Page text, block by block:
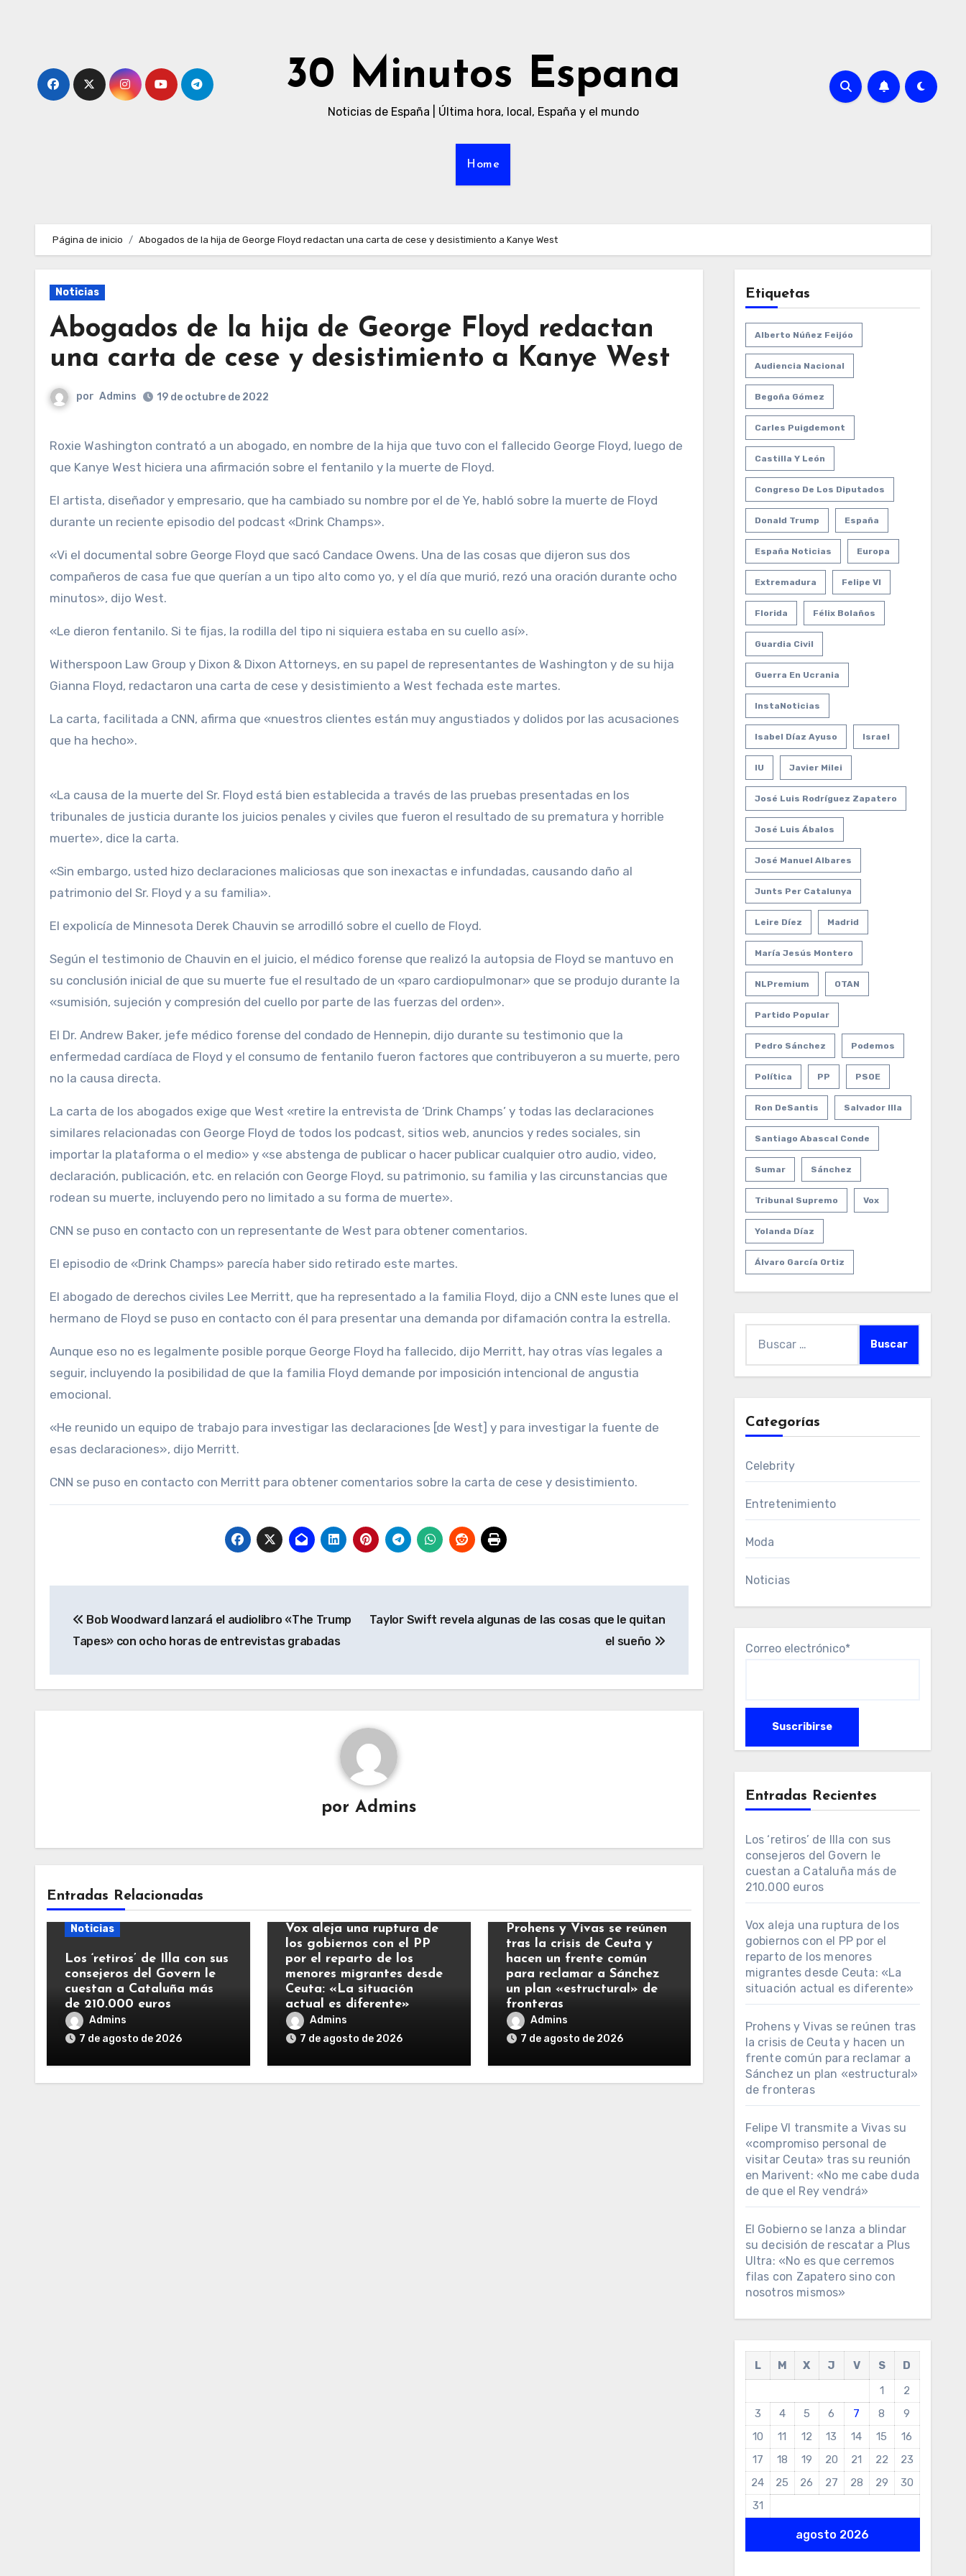
30 Minutos Espana
Noticias de España | Última hora, local, España y el mundo
Home
Página de inicio Abogados de la hija de George Floyd redactan una carta de cese y desistimiento a Kanye West
Noticias
Abogados de la hija de George Floyd redactan
una carta de cese y desistimiento a Kanye West
por Admins 19 de octubre de 2022
Roxie Washington contrató a un abogado, en nombre de la hija que tuvo con el fallecido George Floyd, luego de
que Kanye West hiciera una afirmación sobre el fentanilo y la muerte de Floyd.
El artista, diseñador y empresario, que ha cambiado su nombre por el de Ye, habló sobre la muerte de Floyd
durante un reciente episodio del podcast «Drink Champs».
«Vi el documental sobre George Floyd que sacó Candace Owens. Una de las cosas que dijeron sus dos
compañeros de casa fue que querían a un tipo alto como yo, y el día que murió, rezó una oración durante ocho
minutos», dijo West.
«Le dieron fentanilo. Si te fijas, la rodilla del tipo ni siquiera estaba en su cuello así».
Witherspoon Law Group y Dixon & Dixon Attorneys, en su papel de representantes de Washington y de su hija
Gianna Floyd, redactaron una carta de cese y desistimiento a West fechada este martes.
La carta, facilitada a CNN, afirma que «nuestros clientes están muy angustiados y dolidos por las acusaciones
que ha hecho».
«La causa de la muerte del Sr. Floyd está bien establecida a través de las pruebas presentadas en los
tribunales de justicia durante los juicios penales y civiles que fueron el resultado de su prematura y horrible
muerte», dice la carta.
«Sin embargo, usted hizo declaraciones maliciosas que son inexactas e infundadas, causando daño al
patrimonio del Sr. Floyd y a su familia».
El expolicía de Minnesota Derek Chauvin se arrodilló sobre el cuello de Floyd.
Según el testimonio de Chauvin en el juicio, el médico forense que realizó la autopsia de Floyd se mantuvo en
su conclusión inicial de que su muerte fue el resultado de un «paro cardiopulmonar» que se produjo durante la
«sumisión, sujeción y compresión del cuello por parte de las fuerzas del orden».
El Dr. Andrew Baker, jefe médico forense del condado de Hennepin, dijo durante su testimonio que la
enfermedad cardíaca de Floyd y el consumo de fentanilo fueron factores que contribuyeron a su muerte, pero
no la causa directa.
La carta de los abogados exige que West «retire la entrevista de ‘Drink Champs’ y todas las declaraciones
similares relacionadas con George Floyd de todos los podcast, sitios web, anuncios y redes sociales, sin
importar la plataforma o el medio» y «se abstenga de publicar o hacer publicar cualquier otro audio, video,
declaración, publicación, etc. en relación con George Floyd, su patrimonio, su familia y las circunstancias que
rodean su muerte, incluyendo pero no limitado a su forma de muerte».
CNN se puso en contacto con un representante de West para obtener comentarios.
El episodio de «Drink Champs» parecía haber sido retirado este martes.
El abogado de derechos civiles Lee Merritt, que ha representado a la familia Floyd, dijo a CNN este lunes que el
hermano de Floyd se puso en contacto con él para presentar una demanda por difamación contra la estrella.
Aunque eso no es legalmente posible porque George Floyd ha fallecido, dijo Merritt, hay otras vías legales a
seguir, incluyendo la posibilidad de que la familia Floyd demande por imposición intencional de angustia
emocional.
«He reunido un equipo de trabajo para investigar las declaraciones [de West] y para investigar la fuente de
esas declaraciones», dijo Merritt.
CNN se puso en contacto con Merritt para obtener comentarios sobre la carta de cese y desistimiento.
de
Bob Woodward lanzará el audiolibro «The Trump
Tapes» con ocho horas de entrevistas grabadas
Taylor Swift revela algunas de las cosas que le quitan
el sueño
porAdmins
Entradas Relacionadas
Noticias
Los ‘retiros’ de Illa con sus
consejeros del Govern le
cuestan a Cataluña más
de 210.000 euros
Admins
7 de agosto de 2026
Vox aleja una ruptura de
los gobiernos con el PP
por el reparto de los
menores migrantes desde
Ceuta: «La situación
actual es diferente»
Admins
7 de agosto de 2026
Prohens y Vivas se reúnen
tras la crisis de Ceuta y
hacen un frente común
para reclamar a Sánchez
un plan «estructural» de
fronteras
Admins
7 de agosto de 2026
Etiquetas
Alberto Núñez Feijóo
Audiencia Nacional
Begoña Gómez
Carles Puigdemont
Castilla Y León
Congreso De Los Diputados
Donald Trump España
España Noticias Europa
Extremadura Felipe VI
Florida Félix Bolaños
Guardia Civil
Guerra En Ucrania
InstaNoticias
Isabel Díaz Ayuso Israel
IU Javier Milei
José Luis Rodríguez Zapatero
José Luis Ábalos
José Manuel Albares
Junts Per Catalunya
Leire Díez Madrid
María Jesús Montero
NLPremium OTAN
Partido Popular
Pedro Sánchez Podemos
Política PP PSOE
Ron DeSantis Salvador Illa
Santiago Abascal Conde
Sumar Sánchez
Tribunal Supremo Vox
Yolanda Díaz
Álvaro García Ortiz
Categorías
Celebrity
Entretenimiento
Moda
Noticias
Correo electrónico*
Entradas Recientes
Los ‘retiros’ de Illa con sus
consejeros del Govern le
cuestan a Cataluña más de
210.000 euros
Vox aleja una ruptura de los
gobiernos con el PP por el
reparto de los menores
migrantes desde Ceuta: «La
situación actual es diferente»
Prohens y Vivas se reúnen tras
la crisis de Ceuta y hacen un
frente común para reclamar a
Sánchez un plan «estructural»
de fronteras
Felipe VI transmite a Vivas su
«compromiso personal de
visitar Ceuta» tras su reunión
en Marivent: «No me cabe duda
de que el Rey vendrá»
El Gobierno se lanza a blindar
su decisión de rescatar a Plus
Ultra: «No es que cerremos
filas con Zapatero sino con
nosotros mismos»
agosto 2026
L M X J V S
D
1
2
3
4 5 6 7 8
9
10
11 12 13 14 15
16
17
18 19 20 21 22
23
24
25 26 27 28 29
30
31